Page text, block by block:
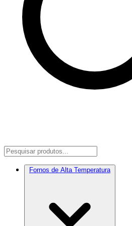
Fornos de Alta Temperatura